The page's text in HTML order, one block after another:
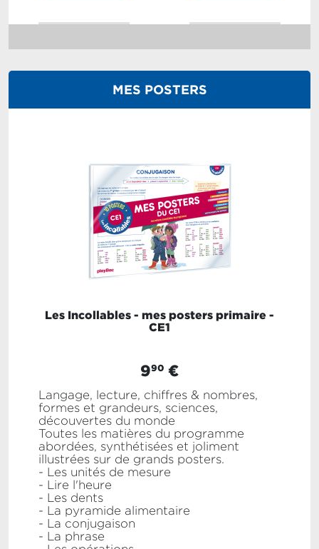
MES POSTERS
Les Incollables - mes posters primaire -
CE1
990 €
Langage, lecture, chiffres & nombres,
formes et grandeurs, sciences,
découvertes du monde
Toutes les matières du programme
abordées, synthétisées et joliment
illustrées sur de grands posters.
- Les unités de mesure
- Lire l'heure
- Les dents
- La pyramide alimentaire
- La conjugaison
- La phrase